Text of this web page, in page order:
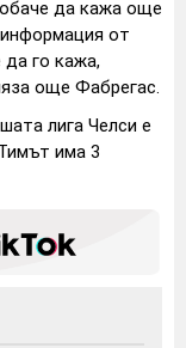
да кажа още
от
да го кажа,
още Фабрегас.
лига Челси е
има 3